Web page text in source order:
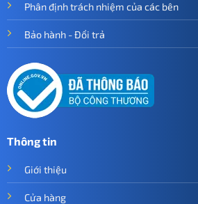
Phân định trách nhiệm của các bên
Bảo hành - Đổi trả
Thông tin
Giới thiệu
Cửa hàng